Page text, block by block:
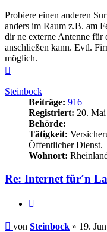
Probiere einen anderen
anders im Raum z.B. am
dir ne externe Antenne für
anschließen kann. Evtl.
möglich.
Steinbock
Beiträge: 916
Registriert: 20.
Behörde:
Tätigkeit:
Öffentlicher Dienst.
Wohnort:
Re: Internet für´n
Beitrag
von Steinbock » 19.